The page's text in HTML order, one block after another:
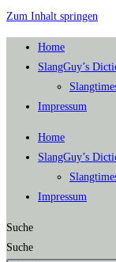
Zum Inhalt springen
Home
SlangGuy’s
Impres­sum
Home
SlangGuy’s
Impres­sum
Suche
Suche